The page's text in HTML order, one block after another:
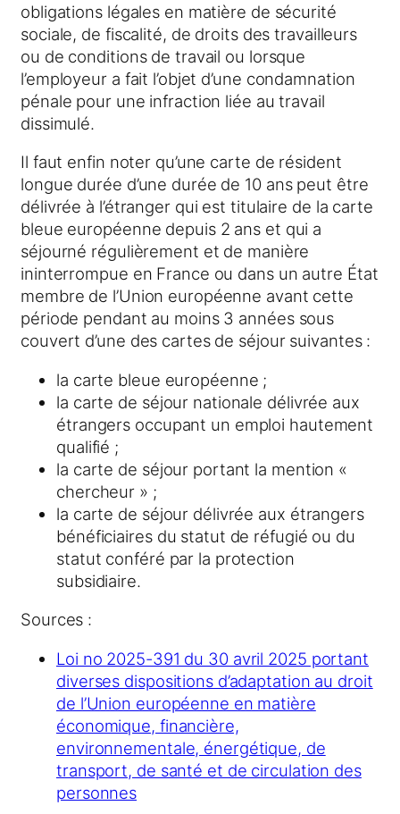
obligations légales en matière de sécurité
sociale, de fiscalité, de droits des travailleurs
ou de conditions de travail ou lorsque
l’employeur a fait l’objet d’une condamnation
pénale pour une infraction liée au travail
dissimulé.
Il faut enfin noter qu’une carte de résident
longue durée d’une durée de 10 ans peut être
délivrée à l’étranger qui est titulaire de la carte
bleue européenne depuis 2 ans et qui a
séjourné régulièrement et de manière
ininterrompue en France ou dans un autre État
membre de l’Union européenne avant cette
période pendant au moins 3 années sous
couvert d’une des cartes de séjour suivantes :
la carte bleue européenne ;
la carte de séjour nationale délivrée aux
étrangers occupant un emploi hautement
qualifié ;
la carte de séjour portant la mention «
chercheur » ;
la carte de séjour délivrée aux étrangers
bénéficiaires du statut de réfugié ou du
statut conféré par la protection
subsidiaire.
Sources :
Loi no 2025-391 du 30 avril 2025 portant
diverses dispositions d’adaptation au droit
de l’Union européenne en matière
économique, financière,
environnementale, énergétique, de
transport, de santé et de circulation des
personnes